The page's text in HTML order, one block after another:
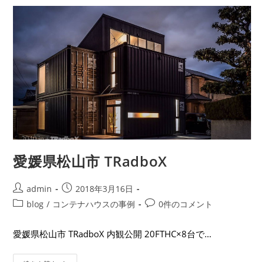
愛媛県松山市 TRadboX
admin
2018年3月16日
blog / コンテナハウスの事例 0件のコメント
愛媛県松山市 TRadboX 内観公開 20FTHC×8台で…